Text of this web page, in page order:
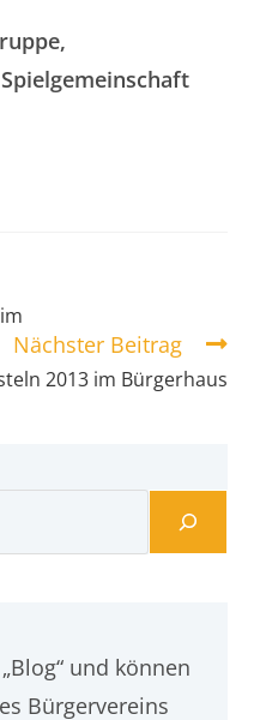
Nächster Beitrag
2013 im Bürgerhaus
und können
Bürgervereins